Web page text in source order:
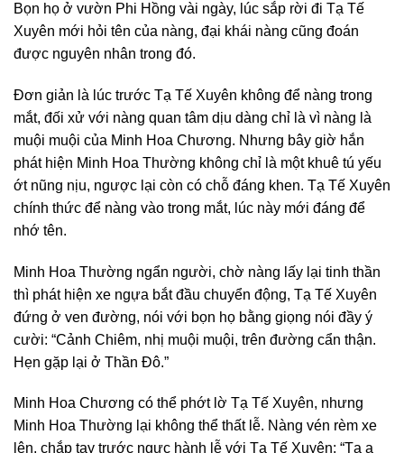
Bọn họ ở vườn Phi Hồng vài ngày, lúc sắp rời đi Tạ Tế
Xuyên mới hỏi tên của nàng, đại khái nàng cũng đoán
được nguyên nhân trong đó.
Đơn giản là lúc trước Tạ Tế Xuyên không để nàng trong
mắt, đối xử với nàng quan tâm dịu dàng chỉ là vì nàng là
muội muội của Minh Hoa Chương. Nhưng bây giờ hắn
phát hiện Minh Hoa Thường không chỉ là một khuê tú yếu
ớt nũng nịu, ngược lại còn có chỗ đáng khen. Tạ Tế Xuyên
chính thức để nàng vào trong mắt, lúc này mới đáng để
nhớ tên.
Minh Hoa Thường ngẩn người, chờ nàng lấy lại tinh thần
thì phát hiện xe ngựa bắt đầu chuyển động, Tạ Tế Xuyên
đứng ở ven đường, nói với bọn họ bằng giọng nói đầy ý
cười: “Cảnh Chiêm, nhị muội muội, trên đường cẩn thận.
Hẹn gặp lại ở Thần Đô.”
Minh Hoa Chương có thể phớt lờ Tạ Tế Xuyên, nhưng
Minh Hoa Thường lại không thể thất lễ. Nàng vén rèm xe
lên, chắp tay trước ngực hành lễ với Tạ Tế Xuyên: “Tạ a